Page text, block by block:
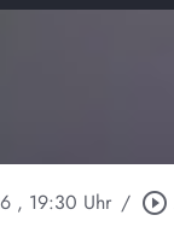
, 19:30 Uhr / play_circle_outline